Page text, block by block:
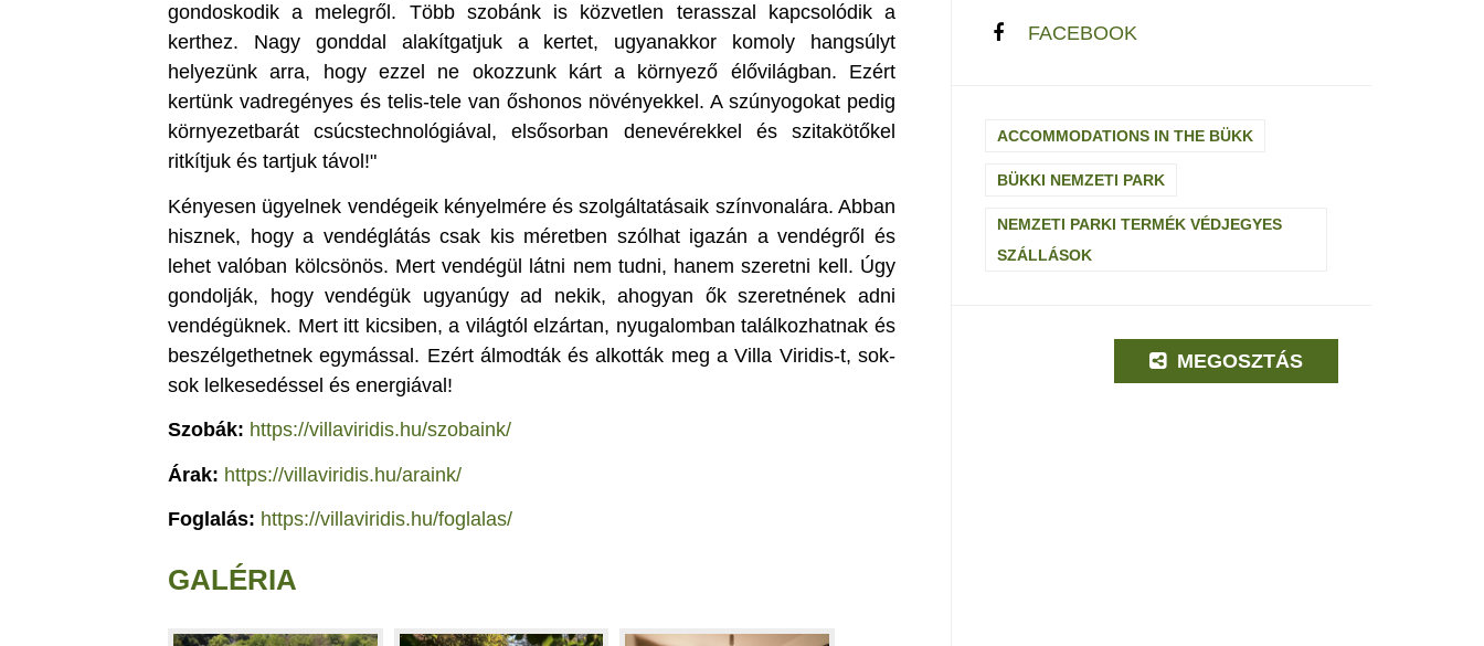
gondoskodik a melegről. Több szobánk is közvetlen terasszal kapcsolódik a
kerthez. Nagy gonddal alakítgatjuk a kertet, ugyanakkor komoly hangsúlyt
helyezünk arra, hogy ezzel ne okozzunk kárt a környező élővilágban. Ezért
kertünk vadregényes és telis-tele van őshonos növényekkel. A szúnyogokat pedig
környezetbarát csúcstechnológiával, elsősorban denevérekkel és szitakötőkel
ritkítjuk és tartjuk távol!"
Kényesen ügyelnek vendégeik kényelmére és szolgáltatásaik színvonalára. Abban
hisznek, hogy a vendéglátás csak kis méretben szólhat igazán a vendégről és
lehet valóban kölcsönös. Mert vendégül látni nem tudni, hanem szeretni kell. Úgy
gondolják, hogy vendégük ugyanúgy ad nekik, ahogyan ők szeretnének adni
vendégüknek. Mert itt kicsiben, a világtól elzártan, nyugalomban találkozhatnak és
beszélgethetnek egymással. Ezért álmodták és alkották meg a Villa Viridis-t, sok-
sok lelkesedéssel és energiával!
Szobák: https://villaviridis.hu/szobaink/
Árak: https://villaviridis.hu/araink/
Foglalás: https://villaviridis.hu/foglalas/
GALÉRIA
FACEBOOK
ACCOMMODATIONS IN THE BÜKK
BÜKKI NEMZETI PARK
NEMZETI PARKI TERMÉK VÉDJEGYES
SZÁLLÁSOK
MEGOSZTÁS